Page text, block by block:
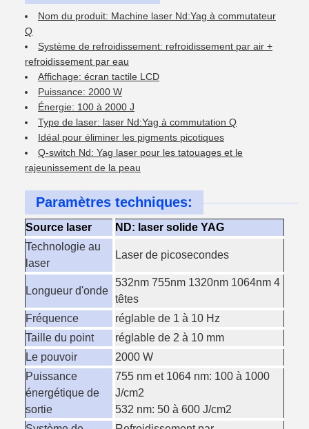
Nom du produit: Machine laser Nd:Yag à commutateur
Q
Système de refroidissement: refroidissement par air +
refroidissement par eau
Affichage: écran tactile LCD
Puissance: 2000 W
Énergie: 100 à 2000 J
Type de laser: laser Nd:Yag à commutation Q
Idéal pour éliminer les pigments picotiques
Q-switch Nd: Yag laser pour les tatouages et le
rajeunissement de la peau
Paramètres techniques:
Source laser
ND: laser solide YAG
Technologie au
laser
Laser de picosecondes
Longueur d'onde
532nm 755nm 1320nm 1064nm 4
têtes
Fréquence
réglable de 1 à 10 Hz
Taille du point
réglable de 2 à 10 mm
Le pouvoir
2000 W
Puissance
énergétique de
sortie
755 nm et 1064 nm: 100 à 1000
J/cm2
532 nm: 50 à 600 J/cm2